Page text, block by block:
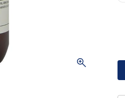
zoom_in